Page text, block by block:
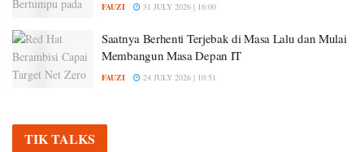
FAUZI 31 JULY 2026 | 16:00
Saatnya Berhenti Terjebak di Masa Lalu dan Mulai
Membangun Masa Depan IT
FAUZI 24 JULY 2026 | 10:51
TIK TALKS